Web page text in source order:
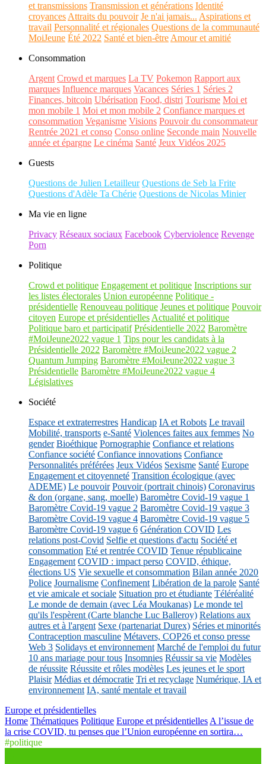
et transmissions Transmission et générations Identité
croyances Attraits du pouvoir Je n'ai jamais... Aspirations et
travail Personnalité et régionales Questions de la communauté
MoiJeune Été 2022 Santé et bien-être Amour et amitié
Consommation
Argent Crowd et marques La TV Pokemon Rapport aux
marques Influence marques Vacances Séries 1 Séries 2
Finances, bitcoin Ubérisation Food, distri Tourisme Moi et
mon mobile 1 Moi et mon mobile 2 Confiance marques et
consommation Veganisme Visions Pouvoir du consommateur
Rentrée 2021 et conso Conso online Seconde main Nouvelle
année et épargne Le cinéma Santé Jeux Vidéos 2025
Guests
Questions de Julien Letailleur Questions de Seb la Frite
Questions d'Adèle Ta Chérie Questions de Nicolas Minier
Ma vie en ligne
Privacy Réseaux sociaux Facebook Cyberviolence Revenge
Porn
Politique
Crowd et politique Engagement et politique Inscriptions sur
les listes électorales Union européenne Politique -
présidentielle Renouveau politique Jeunes et politique Pouvoir
citoyen Europe et présidentielles Actualité et politique
Politique baro et participatif Présidentielle 2022 Baromètre
#MoiJeune2022 vague 1 Tips pour les candidats à la
Présidentielle 2022 Baromètre #MoiJeune2022 vague 2
Quantum Jumping Baromètre #MoiJeune2022 vague 3
Présidentielle Baromètre #MoiJeune2022 vague 4
Législatives
Société
Espace et extraterrestres Handicap IA et Robots Le travail
Mobilité, transports e-Santé Violences faites aux femmes No
gender Bioéthique Pornographie Confiance et relations
Confiance société Confiance innovations Confiance
Personnalités préférées Jeux Vidéos Sexisme Santé Europe
Engagement et citoyenneté Transition écologique (avec
ADEME) Le pouvoir Pouvoir (portrait chinois) Coronavirus
& don (organe, sang, moelle) Baromètre Covid-19 vague 1
Baromètre Covid-19 vague 2 Baromètre Covid-19 vague 3
Baromètre Covid-19 vague 4 Baromètre Covid-19 vague 5
Baromètre Covid-19 vague 6 Génération COVID Les
relations post-Covid Selfie et questions d'actu Société et
consommation Eté et rentrée COVID Tenue républicaine
Engagement COVID : impact perso COVID, éthique,
élections US Vie sexuelle et consommation Bilan année 2020
Police Journalisme Confinement Libération de la parole Santé
et vie amicale et sociale Situation pro et étudiante Téléréalité
Le monde de demain (avec Léa Moukanas) Le monde tel
qu'ils l'espèrent (Carte blanche Luc Balleroy) Relations aux
autres et à l'argent Sexe (partenariat Durex) Séries et minorités
Contraception masculine Métavers, COP26 et conso presse
Web 3 Solidays et environnement Marché de l'emploi du futur
10 ans mariage pour tous Insomnies Réussir sa vie Modèles
de réussite Réussite et rôles modèles Les jeunes et le sport
Plaisir Médias et démocratie Tri et recyclage Numérique, IA et
environnement IA, santé mentale et travail
Europe et présidentielles
Home Thématiques Politique Europe et présidentielles A l’issue de
la crise COVID, tu penses que l’Union européenne en sortira…
#politique